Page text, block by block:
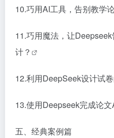
10.巧用AI工具，告别教学
11.巧用魔法，让
计？
12.利用DeepSeek设计试
13.使用Deepseek完成论
五、经典案例篇